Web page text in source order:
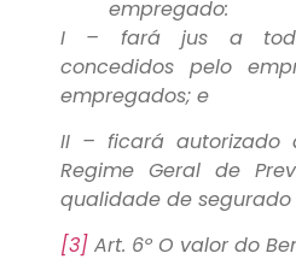
empregado:
I – fará jus a
concedidos pelo
empregados; e
II – ficará autorizado
Regime Geral de
qualidade de
[3] Art. 6º O valor do